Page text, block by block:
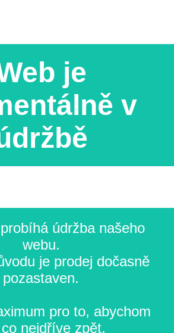
je
v
údržba našeho
webu.
je prodej dočasně
pozastaven.
pro to, abychom
nejdříve zpět.